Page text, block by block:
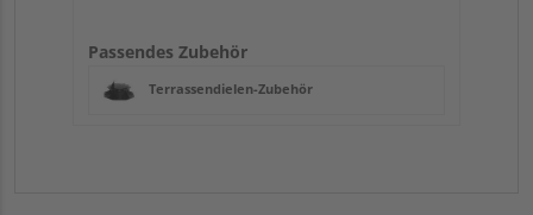
Passendes Zubehör
Terrassendielen-Zubehör